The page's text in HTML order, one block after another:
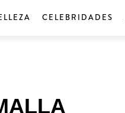
CELEBRIDADES